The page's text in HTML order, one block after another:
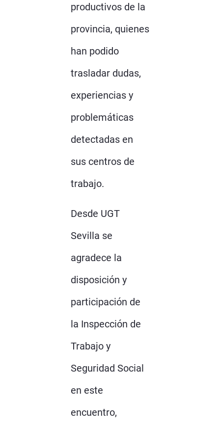
productivos de la
provincia, quienes
han podido
trasladar dudas,
experiencias y
problemáticas
detectadas en
sus centros de
trabajo.
Desde UGT
Sevilla se
agradece la
disposición y
participación de
la Inspección de
Trabajo y
Seguridad Social
en este
encuentro,